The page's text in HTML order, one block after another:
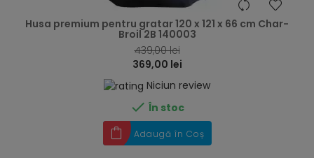
Husa premium pentru gratar 120 x 121 x 66 cm Char-
Broil 2B 140003
439,00 lei
369,00 lei
Niciun review
 În stoc
Adaugă în Coș